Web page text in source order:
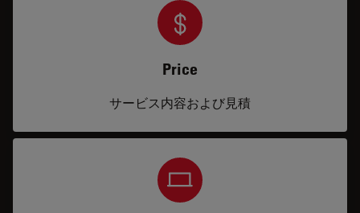
Price
サービス内容および見積